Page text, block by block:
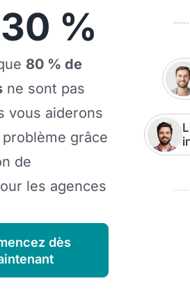
%
80 % de
ne sont pas
vous aiderons
grâce
de
les agences
dès